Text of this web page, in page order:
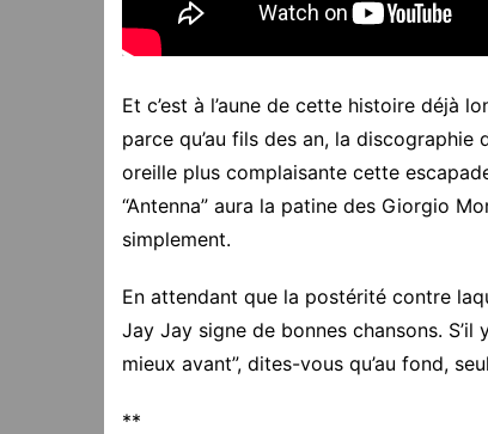
Et c’est à l’aune de cette histoire déjà
parce qu’au fils des an, la discographie
oreille plus complaisante cette
“Antenna” aura la patine des Giorgio
simplement.
En attendant que la postérité contre
Jay Jay signe de bonnes chansons.
mieux avant”, dites-vous qu’au fond,
**